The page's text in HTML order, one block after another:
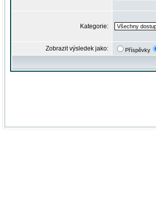
Kategorie:
Zobrazit výsledek jako: Příspěvky